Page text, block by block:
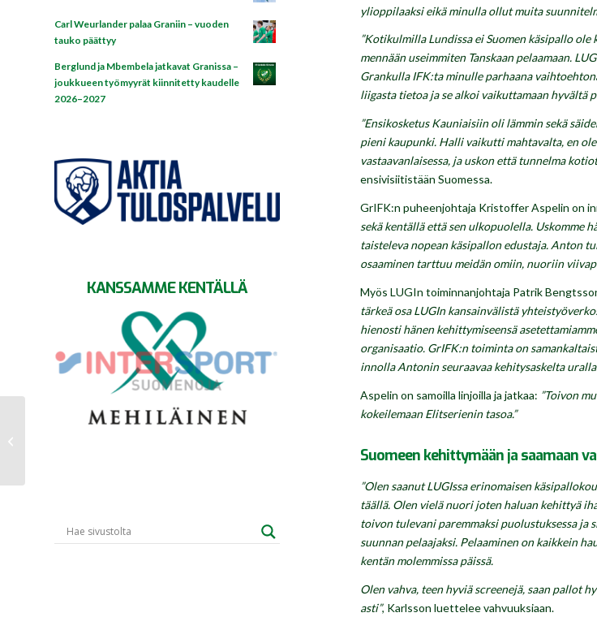
ylioppilaaksi eikä minulla ollut muita
”Kotikulmilla Lundissa ei Suomen käsipallo ole
mennään useimmiten Tanskaan pelaamaan.
Grankulla IFK:ta minulle parhaana
liigasta tietoa ja se alkoi vaikuttamaan hyvältä
”Ensikosketus Kauniaisiin oli lämmin sekä
pieni kaupunki. Halli vaikutti mahtavalta, en
vastaavanlaisessa, ja uskon että tunnelma
ensivisiitistään Suomessa.
GrIFK:n puheenjohtaja Kristoffer Aspelin on
sekä kentällä että sen ulkopuolella. Uskomme
taisteleva nopean käsipallon edustaja. Anton
osaaminen tarttuu meidän omiin, nuoriin
Myös LUGIn toiminnanjohtaja Patrik
tärkeä osa LUGIn kansainvälistä
hienosti hänen kehittymiseensä
organisaatio. GrIFK:n toiminta on
innolla Antonin seuraavaa kehitysaskelta
Aspelin on samoilla linjoilla ja jatkaa: ”Toivon
kokeilemaan Elitserienin tasoa.”
Suomeen kehittymään ja saamaan
”Olen saanut LUGIssa erinomaisen
täällä. Olen vielä nuori joten haluan kehittyä
toivon tulevani paremmaksi puolustuksessa ja
suunnan pelaajaksi. Pelaaminen on kaikkein
kentän molemmissa päissä.
Olen vahva, teen hyviä screenejä, saan pallot
asti”, Karlsson luettelee vahvuuksiaan.
Carl Weurlander palaa Graniin – vuoden
tauko päättyy
Berglund ja Mbembela jatkavat Granissa –
joukkueen työmyyrät kiinnitetty kaudelle
2026–2027
KANSSAMME KENTÄLLÄ